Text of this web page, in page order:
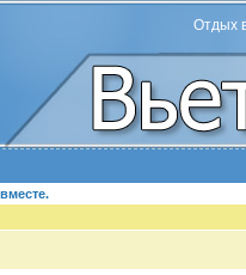
Отдых